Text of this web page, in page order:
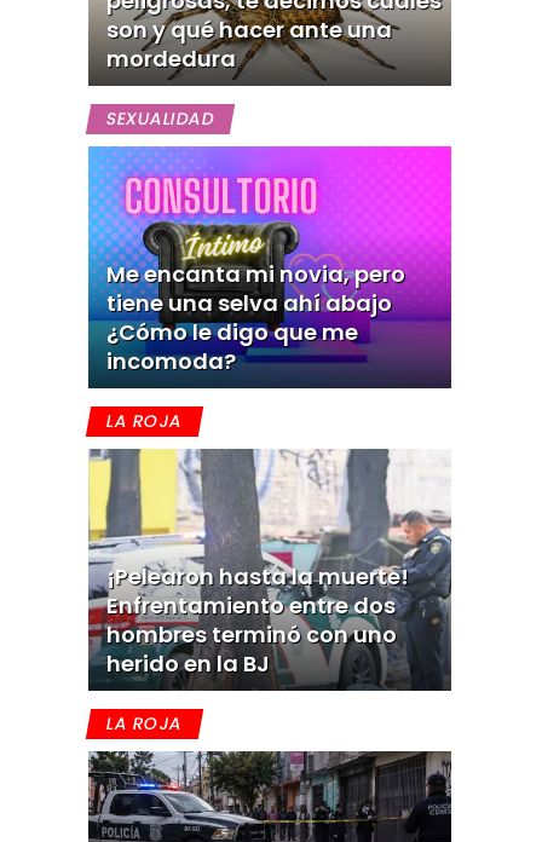
son y qué hacer ante una
mordedura
SEXUALIDAD
Me encanta mi novia, pero
tiene una selva ahí abajo
¿Cómo le digo que me
incomoda?
LA ROJA
¡Pelearon hasta la muerte!
Enfrentamiento entre dos
hombres terminó con uno
herido en la BJ
LA ROJA